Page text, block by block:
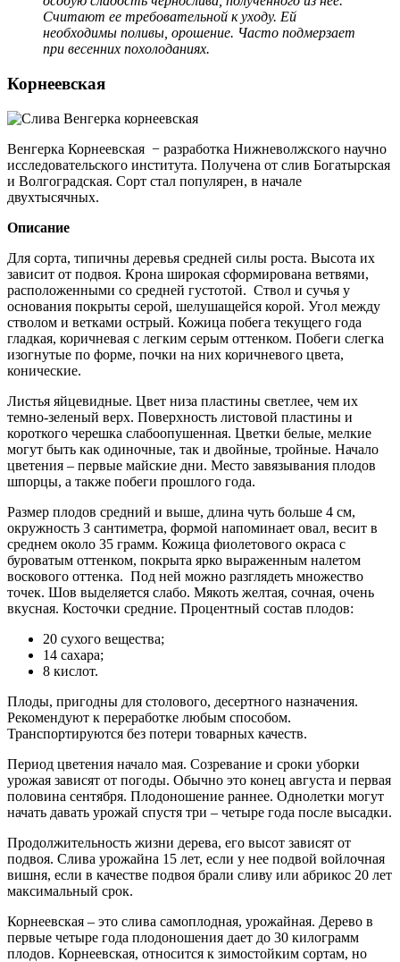
Считают ее требовательной к уходу. Ей
необходимы поливы, орошение. Часто подмерзает
при весенних похолоданиях.
Корнеевская
Венгерка Корнеевская − разработка Нижневолжского научно
исследовательского института. Получена от слив Богатырская
и Волгоградская. Сорт стал популярен, в начале
двухтысячных.
Описание
Для сорта, типичны деревья средней силы роста. Высота их
зависит от подвоя. Крона широкая сформирована ветвями,
расположенными со средней густотой. Ствол и сучья у
основания покрыты серой, шелушащейся корой. Угол между
стволом и ветками острый. Кожица побега текущего года
гладкая, коричневая с легким серым оттенком. Побеги слегка
изогнутые по форме, почки на них коричневого цвета,
конические.
Листья яйцевидные. Цвет низа пластины светлее, чем их
темно-зеленый верх. Поверхность листовой пластины и
короткого черешка слабоопушенная. Цветки белые, мелкие
могут быть как одиночные, так и двойные, тройные. Начало
цветения – первые майские дни. Место завязывания плодов
шпорцы, а также побеги прошлого года.
Размер плодов средний и выше, длина чуть больше 4 см,
окружность 3 сантиметра, формой напоминает овал, весит в
среднем около 35 грамм. Кожица фиолетового окраса с
буроватым оттенком, покрыта ярко выраженным налетом
воскового оттенка. Под ней можно разглядеть множество
точек. Шов выделяется слабо. Мякоть желтая, сочная, очень
вкусная. Косточки средние. Процентный состав плодов:
20 сухого вещества;
14 сахара;
8 кислот.
Плоды, пригодны для столового, десертного назначения.
Рекомендуют к переработке любым способом.
Транспортируются без потери товарных качеств.
Период цветения начало мая. Созревание и сроки уборки
урожая зависят от погоды. Обычно это конец августа и первая
половина сентября. Плодоношение раннее. Однолетки могут
начать давать урожай спустя три – четыре года после высадки.
Продолжительность жизни дерева, его высот зависят от
подвоя. Слива урожайна 15 лет, если у нее подвой войлочная
вишня, если в качестве подвоя брали сливу или абрикос 20 лет
максимальный срок.
Корнеевская – это слива самоплодная, урожайная. Дерево в
первые четыре года плодоношения дает до 30 килограмм
плодов. Корнеевская, относится к зимостойким сортам, но